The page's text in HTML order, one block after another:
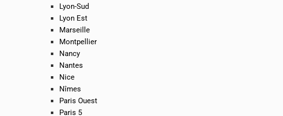
Lyon-Sud
Lyon Est
Marseille
Montpellier
Nancy
Nantes
Nice
Nîmes
Paris Ouest
Paris 5